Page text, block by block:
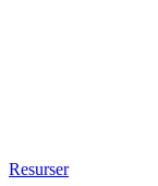
Resurser